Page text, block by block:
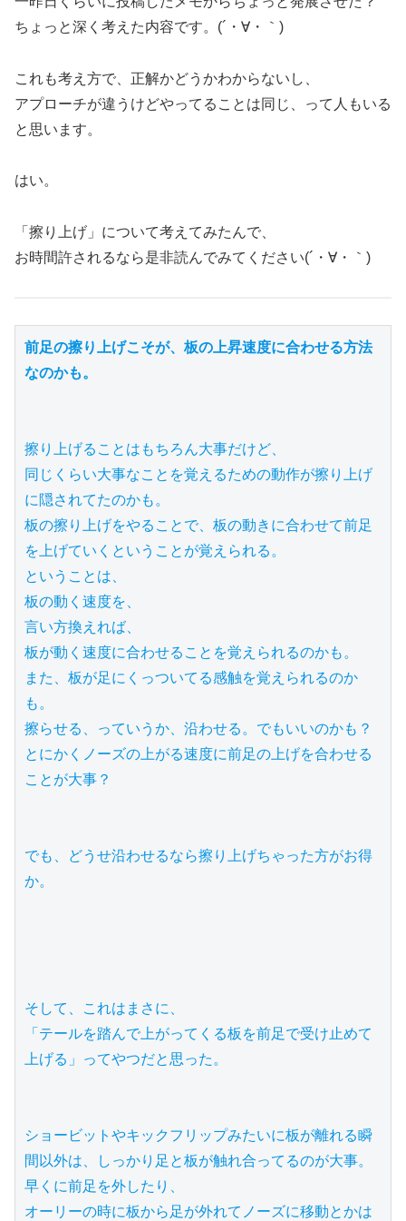
ちょっと深く考えた内容です。(´・∀・｀)
これも考え方で、正解かどうかわからないし、
アプローチが違うけどやってることは同じ、って人もいる
と思います。
はい。
「擦り上げ」について考えてみたんで、
お時間許されるなら是非読んでみてください(´・∀・｀)
前足の擦り上げこそが、板の上昇速度に合わせる方法
なのかも。
擦り上げることはもちろん大事だけど、
同じくらい大事なことを覚えるための動作が擦り上げ
に隠されてたのかも。
板の擦り上げをやることで、板の動きに合わせて前足
を上げていくということが覚えられる。
ということは、
板の動く速度を、
言い方換えれば、
板が動く速度に合わせることを覚えられるのかも。
また、板が足にくっついてる感触を覚えられるのか
も。
擦らせる、っていうか、沿わせる。でもいいのかも？
とにかくノーズの上がる速度に前足の上げを合わせる
ことが大事？
でも、どうせ沿わせるなら擦り上げちゃった方がお得
か。
そして、これはまさに、
「テールを踏んで上がってくる板を前足で受け止めて
上げる」ってやつだと思った。
ショービットやキックフリップみたいに板が離れる瞬
間以外は、しっかり足と板が触れ合ってるのが大事。
早くに前足を外したり、
オーリーの時に板から足が外れてノーズに移動とかは